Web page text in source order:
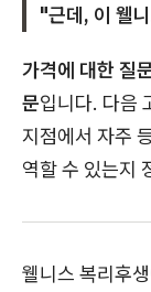
"근데, 이 웰
가격에 대한 질
문입니다. 다음
지점에서 자주
역할 수 있는지
웰니스 복리후